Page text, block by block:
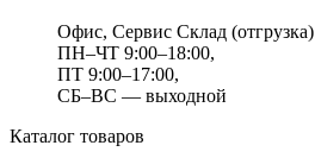
Офис, Сервис Склад (отгрузка)
ПН–ЧТ 9:00–18:00,
ПТ 9:00–17:00,
СБ–ВС — выходной
Каталог товаров